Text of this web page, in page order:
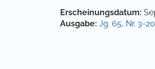
Artikel-Details
Erscheinungsdatum:
Ausgabe: Jg. 65, Nr. 3-